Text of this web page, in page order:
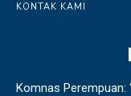
KONTAK KAMI
Komnas Perempuan: